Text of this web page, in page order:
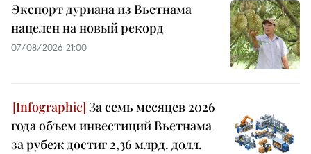
Экспорт дуриана из Вьетнама
нацелен на новый рекорд
07/08/2026 21:00
За семь месяцев 2026
года объем инвестиций Вьетнама
за рубеж достиг 2,36 млрд. долл.